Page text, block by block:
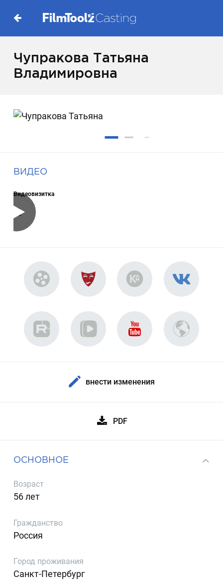
Чупракова Татьяна
Владимировна
ВИДЕО
Видеовизитка
внести изменения
PDF
ОСНОВНОЕ
Возраст
56 лет
Гражданство
Россия
Город проживания
Санкт-Петербург